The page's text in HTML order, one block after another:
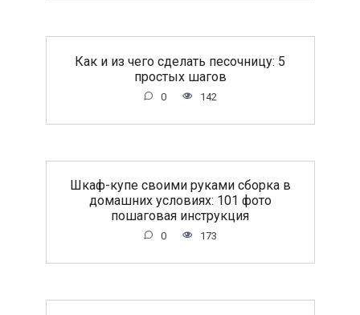
Как и из чего сделать песочницу: 5
простых шагов
0 142
Шкаф-купе своими руками сборка в
домашних условиях: 101 фото
пошаговая инструкция
0 173